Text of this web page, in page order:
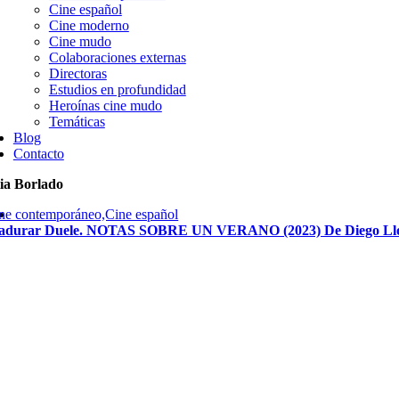
Cine español
Cine moderno
Cine mudo
Colaboraciones externas
Directoras
Estudios en profundidad
Heroínas cine mudo
Temáticas
Blog
Contacto
Borlado
contemporáneo,Cine español
Duele. NOTAS SOBRE UN VERANO (2023) De Diego